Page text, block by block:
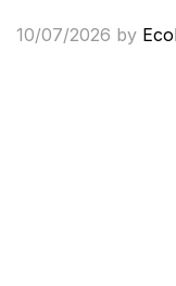
10/07/2026 by